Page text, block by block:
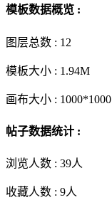
模板数据概览 :
图层总数 : 12
模板大小 : 1.94M
画布大小 : 1000*1000
帖子数据统计 :
浏览人数 : 39人
收藏人数 : 9人